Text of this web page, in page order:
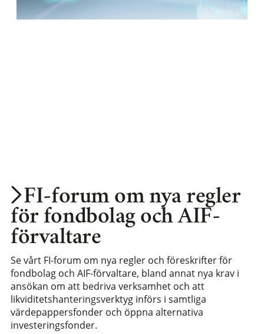
FI-forum om nya regler
för fondbolag och AIF-
förvaltare
Se vårt FI-forum om nya regler och föreskrifter för
fondbolag och AIF-förvaltare, bland annat nya krav i
ansökan om att bedriva verksamhet och att
likviditetshanteringsverktyg införs i samtliga
värdepappersfonder och öppna alternativa
investeringsfonder.